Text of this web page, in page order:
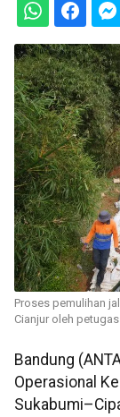
Proses pemulihan
Cianjur oleh
Bandung
Operasional